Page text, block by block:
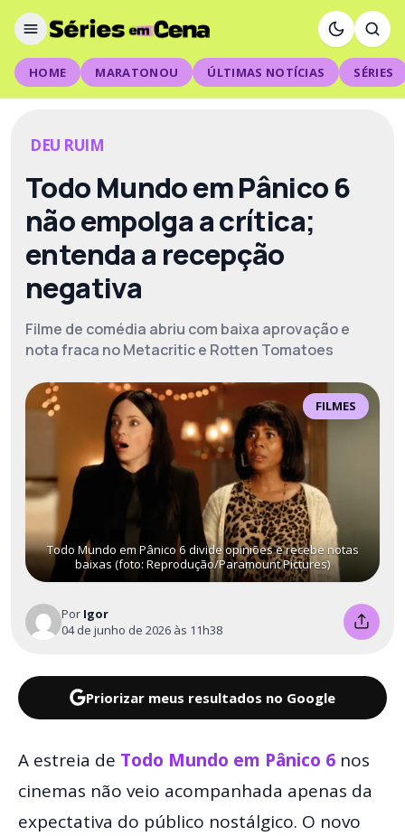
HOME MARATONOU ÚLTIMAS NOTÍCIAS SÉRIES
DEU RUIM
Todo Mundo em Pânico 6
não empolga a crítica;
entenda a recepção
negativa
Filme de comédia abriu com baixa aprovação e
nota fraca no Metacritic e Rotten Tomatoes
FILMES
Todo Mundo em Pânico 6 divide opiniões e recebe notas
baixas (foto: Reprodução/Paramount Pictures)
Por Igor
04 de junho de 2026 às 11h38
Priorizar meus resultados no Google
A estreia de Todo Mundo em Pânico 6 nos
cinemas não veio acompanhada apenas da
expectativa do público nostálgico. O novo